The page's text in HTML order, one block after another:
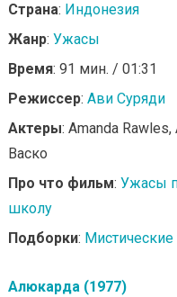
Страна: Индонезия
Жанр: Ужасы
Время: 91 мин. / 01:31
Режиссер: Ави Суряди
Актеры: Amanda Rawles,
Васко
Про что фильм: Ужасы
школу
Подборки:
Алюкарда (1977)